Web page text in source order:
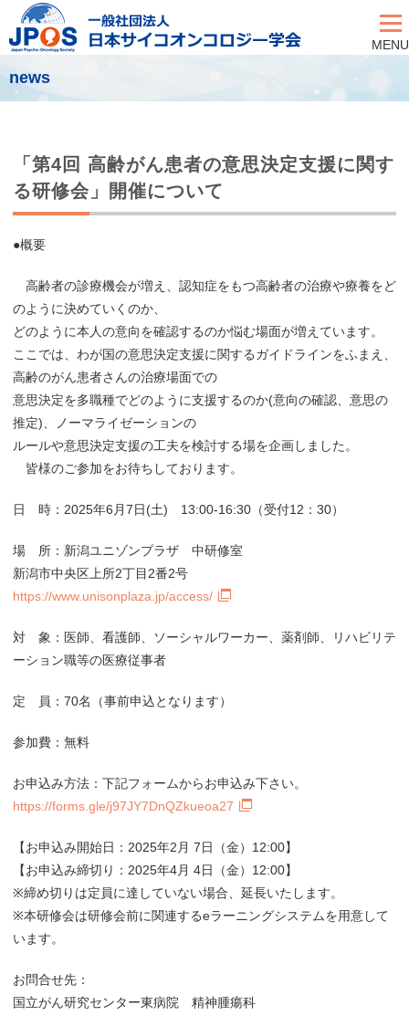
MENU
news
「第4回 高齢がん患者の意思決定支援に関す
る研修会」開催について
●概要
高齢者の診療機会が増え、認知症をもつ高齢者の治療や療養をど
のように決めていくのか、
どのように本人の意向を確認するのか悩む場面が増えています。
ここでは、わが国の意思決定支援に関するガイドラインをふまえ、
高齢のがん患者さんの治療場面での
意思決定を多職種でどのように支援するのか(意向の確認、意思の
推定)、ノーマライゼーションの
ルールや意思決定支援の工夫を検討する場を企画しました。
皆様のご参加をお待ちしております。
日 時：2025年6月7日(土) 13:00‐16:30（受付12：30）
場 所：新潟ユニゾンプラザ 中研修室
新潟市中央区上所2丁目2番2号
https://www.unisonplaza.jp/access/
対 象：医師、看護師、ソーシャルワーカー、薬剤師、リハビリテ
ーション職等の医療従事者
定 員：70名（事前申込となります）
参加費：無料
お申込み方法：下記フォームからお申込み下さい。
https://forms.gle/j97JY7DnQZkueoa27
【お申込み開始日：2025年2月 7日（金）12:00】
【お申込み締切り：2025年4月 4日（金）12:00】
※締め切りは定員に達していない場合、延長いたします。
※本研修会は研修会前に関連するeラーニングシステムを用意して
います。
お問合せ先：
国立がん研究センター東病院 精神腫瘍科